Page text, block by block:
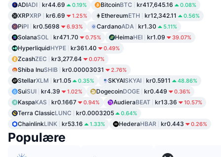
ADIADI kr44.69 0.19% BitcoinBTC kr417,645.16 0.08%
XRPXRP kr6.69 1.25% EthereumETH kr12,342.11 0.56%
PiPI kr0.5698 6.93% CardanoADA kr1.30 5.11%
SolanaSOL kr471.70 0.75% HeimaHEI kr1.09 39.07%
HyperliquidHYPE kr361.40 0.49%
ZcashZEC kr3,277.64 0.07%
Shiba InuSHIB kr0.00003031 2.76%
StellarXLM kr1.05 0.35% SKYAISKYAI kr0.5911 48.86%
SuiSUI kr4.39 1.02% DogecoinDOGE kr0.449 0.36%
KaspaKAS kr0.1667 0.94% AudieraBEAT kr13.36 10.57%
Terra ClassicLUNC kr0.0003205 0.64%
ChainlinkLINK kr53.16 1.33% HederaHBAR kr0.443 0.26%
Populære